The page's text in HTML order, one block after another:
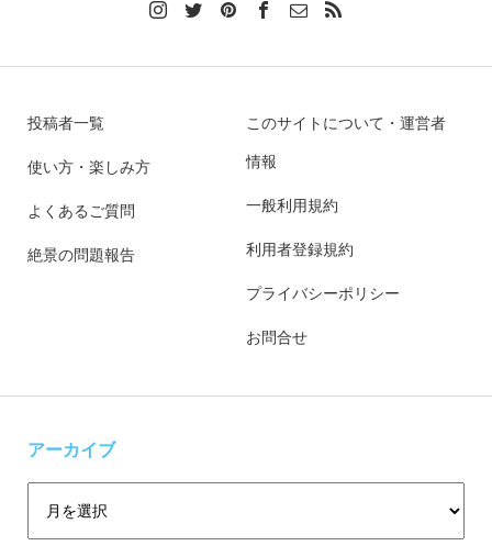
投稿者一覧
使い方・楽しみ方
よくあるご質問
絶景の問題報告
このサイトについて・運営者
情報
一般利用規約
利用者登録規約
プライバシーポリシー
お問合せ
アーカイブ